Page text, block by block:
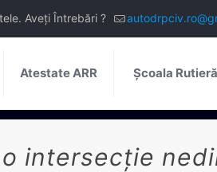
Aveți Întrebări ?
Atestate ARR Școala
intersecție